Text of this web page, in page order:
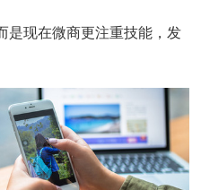
是现在微商更注重技能，发